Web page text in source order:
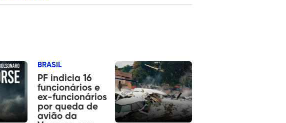
BRASIL
PF indicia 16
funcionários e
ex-funcionários
por queda de
avião da